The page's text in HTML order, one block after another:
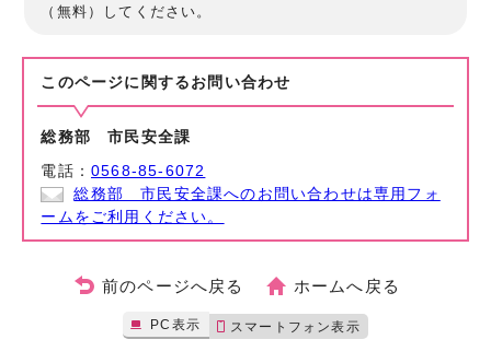
（無料）してください。
このページに関する お問い合わせ
総務部 市民安全課
電話：0568-85-6072
総務部 市民安全課へのお問い合わせは専用フォ
ームをご利用ください。
前のページへ戻る ホームへ戻る
PC表示 スマートフォン表示